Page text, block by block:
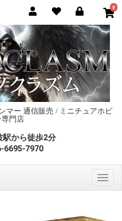
0
マー 通信販売 / ミニチュアホビ
専門店
駅から徒歩2分
6695-7970